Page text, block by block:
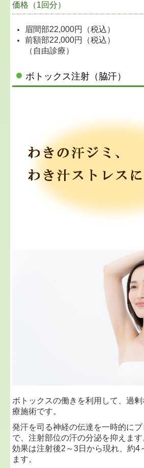
価格（1回分）
眉間部22,000円（税込）
前額部22,000円（税込）
（自由診療）
ボトックス注射（脇汗）
ボトックスの働きを利用して、過
療施術です。
発汗を司る神経の伝達を一時的に
で、注射部位の汗の分泌を抑えます
効果は注射後2～3日から現れ、約4
ます。